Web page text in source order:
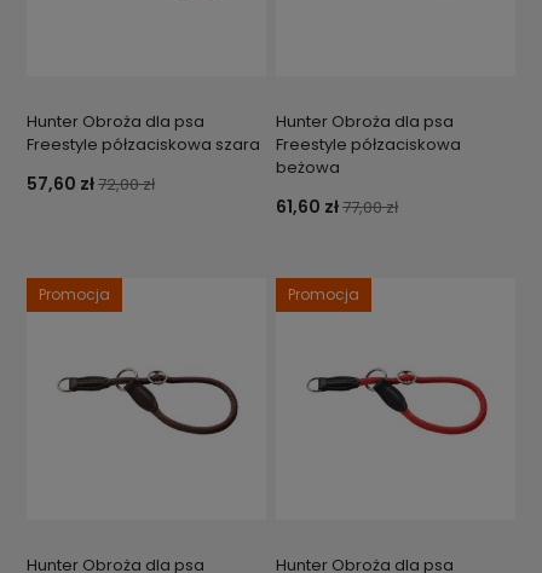
Hunter Obroża dla psa
Freestyle półzaciskowa szara
57,60 zł72,00 zł
Hunter Obroża dla psa
Freestyle półzaciskowa
beżowa
61,60 zł77,00 zł
Hunter Obroża dla psa
Promocja
Hunter Obroża dla psa
Promocja